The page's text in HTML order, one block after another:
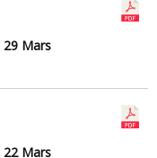
29 Mars
22 Mars